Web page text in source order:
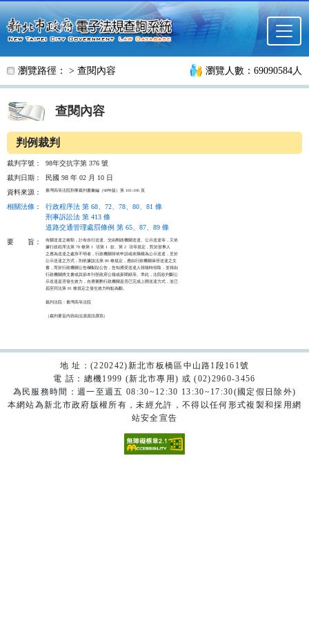
跳至主要內容
瀏覽路徑： > 查閱內容 瀏覽人數：69090584人
查閱內容
判例裁判
裁判字號：
98年交抗字第 376 號
裁判日期：
民國 98 年 02 月 10 日
資料來源：
臺灣高等法院刑事裁判書彙編（98年版）第 101-106 頁
相關法條 ：
行政程序法 第 68、72、78、80、81 條
刑事訴訟法 第 413 條
道路交通管理處罰條例 第 65、87、89 條
要
旨：
有關送達之種類，計有自行送達、交由郵政機關送達、公示送達等，又依
據行政程序法第 78 條第 1  項第 1  款、第 2  項等規定，對於當事人
之應為送達之處所不明者，行政機關得依申請或依職權為公示送達，至於
公示送達之方式，則依據該法第 80 條規定，應由行政機關保管送達之文
書，而於行政機關公告欄黏貼公告，告知應受送達人得隨時領取，並得由
行政機關將文書或其節本刊登政府公報或新聞紙等。準此，法院欲判斷公
示送達是否發生效力，自應審酌行政機關是否已完成上開送達方式，並已
屆至同法第 81 條規定之發生效力時點為斷。
裁判法院：臺灣高等法院
（裁判要旨內容由法源資訊撰寫）
地 址：(220242)新北市板橋區中山路1段161號
電 話：總機1999 (新北市專用) 或 (02)2960-3456
為民服務時間：週一至週五 08:30~12:30 13:30~17:30(國定假日除外)
本網站為新北市政府版權所有，未經允許，不得以任何形式複製和採用網
站安全宣告